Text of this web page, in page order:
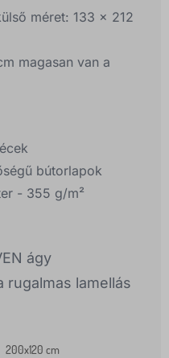
méret: 133 x 212
magasan van a
bútorlapok
- 355 g/m²
ágy
rugalmas lamellás
200x120 cm